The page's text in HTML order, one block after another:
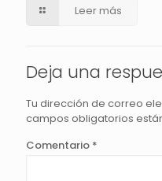
Leer más
Deja una
Tu dirección de correo
campos obligatorios
Comentario *